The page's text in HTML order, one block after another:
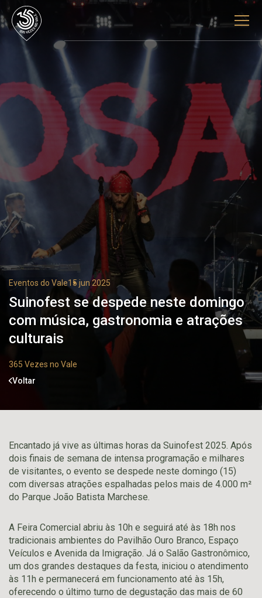
Eventos do Vale15 jun 2025
Suinofest se despede neste domingo
com música, gastronomia e atrações
culturais
365 Vezes no Vale
Voltar
Encantado já vive as últimas horas da Suinofest 2025. Após
dois finais de semana de intensa programação e milhares
de visitantes, o evento se despede neste domingo (15)
com diversas atrações espalhadas pelos mais de 4.000 m²
do Parque João Batista Marchese.
A Feira Comercial abriu às 10h e seguirá até às 18h nos
tradicionais ambientes do Pavilhão Ouro Branco, Espaço
Veículos e Avenida da Imigração. Já o Salão Gastronômico,
um dos grandes destaques da festa, iniciou o atendimento
às 11h e permanecerá em funcionamento até às 15h,
oferecendo o último turno de degustação das mais de 60